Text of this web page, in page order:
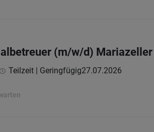
(m/w/d)
Teilzeit | Geringfügig27.07.2026